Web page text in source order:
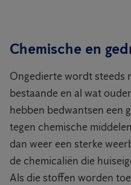
Chemische en
Ongedierte wordt steeds
bestaande en al wat
hebben bedwantsen een
tegen chemische
dan weer een sterke
de chemicaliën die
Als die stoffen worden